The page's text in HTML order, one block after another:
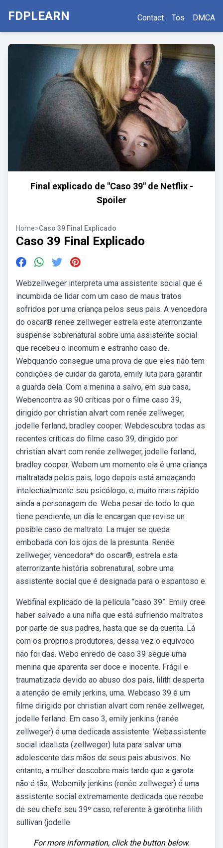
FDPLEARN Contact Tos DMCA
Final explicado de "Caso 39" de Netflix -
Spoiler
Home>Caso 39 Final Explicado
Caso 39 Final Explicado
Webzellweger interpreta uma assistente social que é
incumbida de lidar com um caso de maus tratos
sofridos por uma criança pelos seus pais. A vencedora
do oscar® renee zellweger estrela este aterrorizante
suspense sobrenatural sobre uma assistente social
que recebeu o incomum e estranho caso de.
Webquando consegue uma prova de que eles não tem
condições de cuidar da garota, emily luta para garantir
a guarda dela. Com a menina a salvo, em sua casa,.
Webencontra as 90 críticas por o filme caso 39,
dirigido por christian alvart com renée zellweger,
jodelle ferland, bradley cooper. Webdescubra todas as
recentes críticas do filme caso 39, dirigido por
christian alvart com renée zellweger, jodelle ferland,
bradley cooper. Webem um momento ela é uma criança
maltratada pelos pais, logo depois está ameaçando
intelectualmente seu psicólogo, e, muito mais rápido
ainda a personagem de. Weba pesar de todo lo que
tiene pendiente, un día le encargan que revise un
posible caso de maltrato. La mujer se queda
embobada con los ojos de la presunta. Renée
zellweger, vencedora* do oscar®, estrela esta
aterrorizante história sobrenatural, sobre uma
assistente social que é designada para o espantoso e.
Webfinal explicado de la película “caso 39”. Emily cree
haber salvado a una niña que está sufriendo maltratos
por parte de sus padres, hasta que se da cuenta. Lá
com os próprios produtores, dessa vez o equívoco
não foi das. Webo enredo de caso 39 segue uma
menina que aparenta ser doce e inocente. Frágil e
traumatizada devido ao abuso dos pais, lilith desperta
a atenção de emily jerkins, uma. Webcaso 39 é um
filme dirigido por christian alvart com renée zellweger,
jodelle ferland. Em caso 3, emily jenkins (renée
zellweger) é uma dedicada assistente. Webassistente
social idealista (zellweger) luta para salvar uma
adolescente das mãos de seus pais abusivos. No
entanto, a mulher descobre mais tarde que a garota
não é tão. Webemily jenkins (renée zellweger) é uma
assistente social extremamente dedicada que recebe
de seu chefe seu 39º caso, referente à garotinha lilith
sullivan (jodelle.
For more information, click the button below.